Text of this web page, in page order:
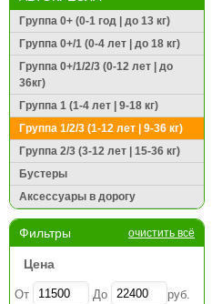
Группа 0+ (0-1 год | до 13 кг)
Группа 0+/1 (0-4 лет | до 18 кг)
Группа 0+/1/2/3 (0-12 лет | до
36кг)
Группа 1 (1-4 лет | 9-18 кг)
Группа 1/2/3 (1-12 лет | 9-36 кг)
Группа 2/3 (3-12 лет | 15-36 кг)
Бустеры
Аксессуары в дорогу
Фильтры очистить всё
Цена
От До руб.